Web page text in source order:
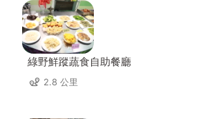
綠野鮮蹤蔬食自助餐廳
2.8 公里